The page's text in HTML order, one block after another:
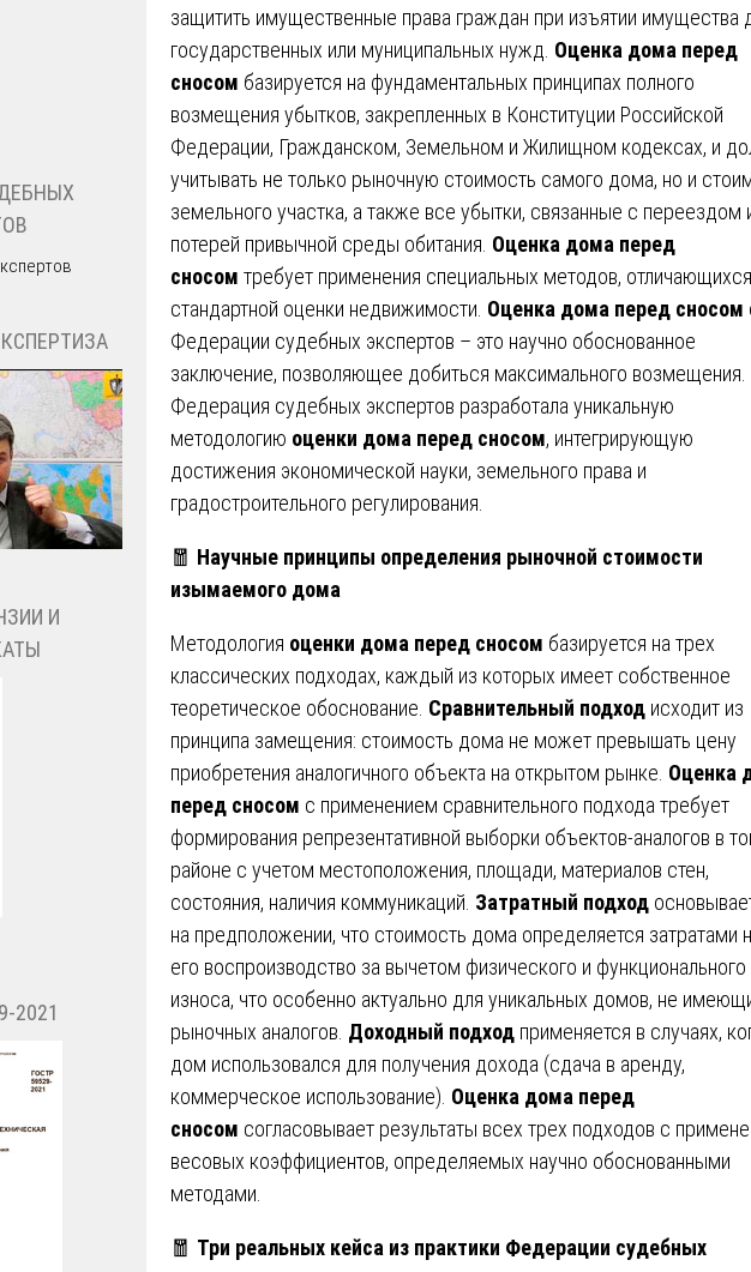
защитить имущественные права граждан при изъятии имущества
государственных или муниципальных нужд. Оценка дома перед
сносом базируется на фундаментальных принципах полного
возмещения убытков, закрепленных в Конституции Российской
Федерации, Гражданском, Земельном и Жилищном кодексах, и
учитывать не только рыночную стоимость самого дома, но и
земельного участка, а также все убытки, связанные с переездом
потерей привычной среды обитания. Оценка дома перед
сносом требует применения специальных методов,
стандартной оценки недвижимости. Оценка дома перед сносом
Федерации судебных экспертов – это научно обоснованное
заключение, позволяющее добиться максимального возмещения.
Федерация судебных экспертов разработала уникальную
методологию оценки дома перед сносом, интегрирующую
достижения экономической науки, земельного права и
градостроительного регулирования.
🧧 Научные принципы определения рыночной стоимости
изымаемого дома
Методология оценки дома перед сносом базируется на трех
классических подходах, каждый из которых имеет собственное
теоретическое обоснование. Сравнительный подход исходит из
принципа замещения: стоимость дома не может превышать цену
приобретения аналогичного объекта на открытом рынке. Оценка
перед сносом с применением сравнительного подхода требует
формирования репрезентативной выборки объектов-аналогов в
районе с учетом местоположения, площади, материалов стен,
состояния, наличия коммуникаций. Затратный подход
на предположении, что стоимость дома определяется затратами
его воспроизводство за вычетом физического и функционального
износа, что особенно актуально для уникальных домов, не
рыночных аналогов. Доходный подход применяется в случаях,
дом использовался для получения дохода (сдача в аренду,
коммерческое использование). Оценка дома перед
сносом согласовывает результаты всех трех подходов с
весовых коэффициентов, определяемых научно обоснованными
методами.
🧧 Три реальных кейса из практики Федерации судебных
И
2021